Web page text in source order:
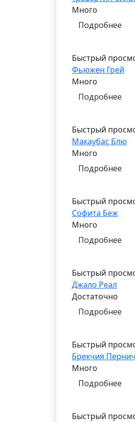
Много
Подробнее
Быстрый
Фьюжен Грей
Много
Подробнее
Быстрый
Макаубас Блю
Много
Подробнее
Быстрый
Софита Беж
Много
Подробнее
Быстрый
Джало Реал
Достаточно
Подробнее
Быстрый
Брекчия
Много
Подробнее
Быстрый